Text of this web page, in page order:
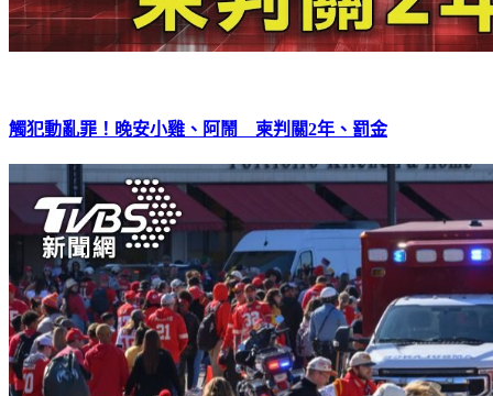
觸犯動亂罪！晚安小雞、阿鬧 柬判關2年、罰金